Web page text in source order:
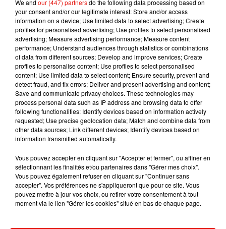
Sam 29.07Journalde Sébastien Laudenbach
Sam 5.08Beauducde Laurent Teyssier
Sam 12.08Courirde Maud Alpi·
Sam 19.08Le Génie de la boîte de raviolisde Claude
Barras
Un film au fil de l’eau
Tous les samedis et dimanches, embarquez aussi sur les
croisièresDe l’assiette à l’écrandel’Eté du Canal! Pour ses
10 ans,
L’Eté du Canal
s’associe à La Villette et vous
concocte au fil de l'eaudes croisières inédites aux saveurs
des films que vous découvrirez ensuite sur l’écran géant du
Musique
We and our (447) partnersdo the following data processing based on
your consent and/or our legitimate interest: Store and/or access
information on a device; Use limited data to select advertising; Create
profiles for personalised advertising; Use profiles to select personalised
advertising; Measure advertising performance; Measure content
performance; Understand audiences through statistics or combinations
of data from different sources; Develop and improve services; Create
profiles to personalise content; Use profiles to select personalised
content; Use limited data to select content; Ensure security, prevent and
detect fraud, and fix errors; Deliver and present advertising and content;
Save and communicate privacy choices. These technologies may
process personal data such as IP address and browsing data to offer
following functionalities: Identify devices based on information actively
requested; Use precise geolocation data; Match and combine data from
other data sources; Link different devices; Identify devices based on
information transmitted automatically.
Vous pouvez accepter en cliquant sur "Accepter et fermer", ou affiner en
sélectionnant les finalités et/ou partenaires dans "Gérer mes choix".
Vous pouvez également refuser en cliquant sur "Continuer sans
accepter". Vos préférences ne s'appliqueront que pour ce site. Vous
pouvez mettre à jour vos choix, ou retirer votre consentement à tout
moment via le lien "Gérer les cookies" situé en bas de chaque page.